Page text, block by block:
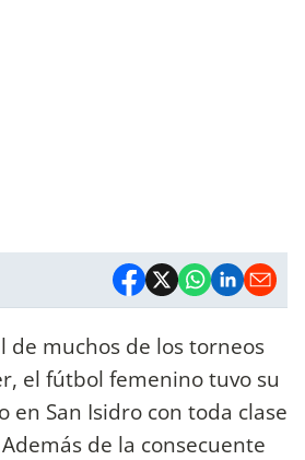
de muchos de los torneos
el fútbol femenino tuvo su
en San Isidro con toda clase
de la consecuente